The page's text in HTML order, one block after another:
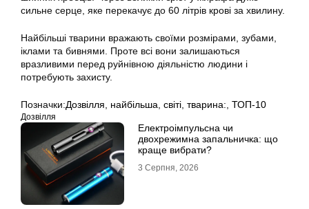
сильне серце, яке перекачує до 60 літрів крові за хвилину.
Найбільші тварини вражають своїми розмірами, зубами,
іклами та бивнями. Проте всі вони залишаються
вразливими перед руйнівною діяльністю людини і
потребують захисту.
Позначки:Дозвілля, найбільша, світі, тварина:, ТОП-10
Дозвілля
Електроімпульсна чи
двохрежимна запальничка: що
краще вибрати?
3 Серпня, 2026